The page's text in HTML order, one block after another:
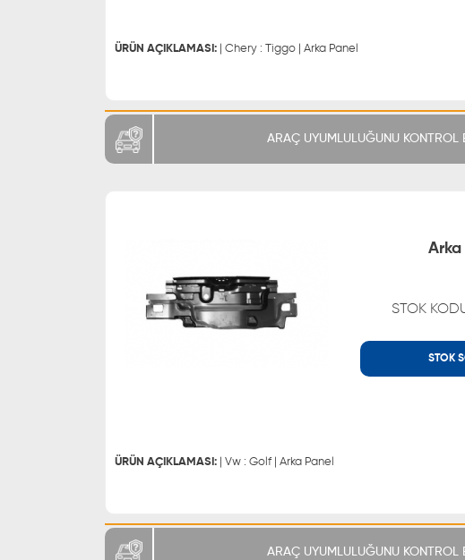
ÜRÜN AÇIKLAMASI: | Chery : Tiggo | Arka Panel
ARAÇ UYUMLULUĞUNU KONTROL
Arka
STOK
STOK
ÜRÜN AÇIKLAMASI: | Vw : Golf | Arka Panel
0850 255
ARAÇ UYUMLULUĞUNU KONTROL